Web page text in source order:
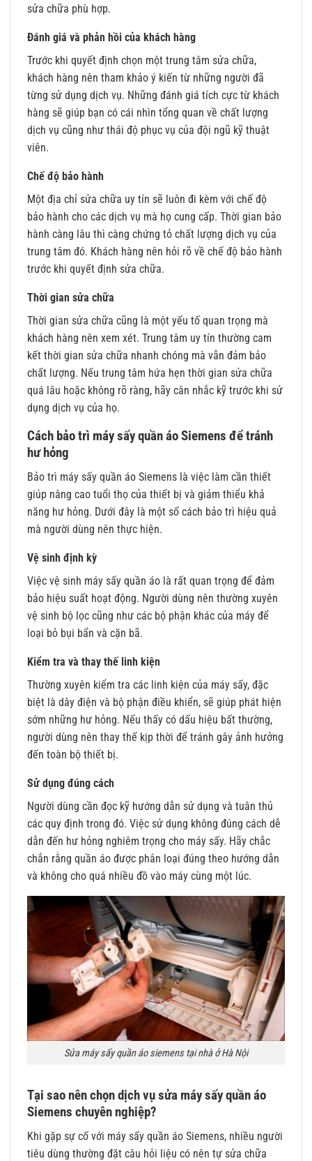
sửa chữa phù hợp.
Đánh giá và phản hồi của khách hàng
Trước khi quyết định chọn một trung tâm sửa chữa,
khách hàng nên tham khảo ý kiến từ những người đã
từng sử dụng dịch vụ. Những đánh giá tích cực từ khách
hàng sẽ giúp bạn có cái nhìn tổng quan về chất lượng
dịch vụ cũng như thái độ phục vụ của đội ngũ kỹ thuật
viên.
Chế độ bảo hành
Một địa chỉ sửa chữa uy tín sẽ luôn đi kèm với chế độ
bảo hành cho các dịch vụ mà họ cung cấp. Thời gian bảo
hành càng lâu thì càng chứng tỏ chất lượng dịch vụ của
trung tâm đó. Khách hàng nên hỏi rõ về chế độ bảo hành
trước khi quyết định sửa chữa.
Thời gian sửa chữa
Thời gian sửa chữa cũng là một yếu tố quan trọng mà
khách hàng nên xem xét. Trung tâm uy tín thường cam
kết thời gian sửa chữa nhanh chóng mà vẫn đảm bảo
chất lượng. Nếu trung tâm hứa hẹn thời gian sửa chữa
quá lâu hoặc không rõ ràng, hãy cân nhắc kỹ trước khi sử
dụng dịch vụ của họ.
Cách bảo trì máy sấy quần áo Siemens để tránh
hư hỏng
Bảo trì máy sấy quần áo Siemens là việc làm cần thiết
giúp nâng cao tuổi thọ của thiết bị và giảm thiểu khả
năng hư hỏng. Dưới đây là một số cách bảo trì hiệu quả
mà người dùng nên thực hiện.
Vệ sinh định kỳ
Việc vệ sinh máy sấy quần áo là rất quan trọng để đảm
bảo hiệu suất hoạt động. Người dùng nên thường xuyên
vệ sinh bộ lọc cũng như các bộ phận khác của máy để
loại bỏ bụi bẩn và cặn bã.
Kiểm tra và thay thế linh kiện
Thường xuyên kiểm tra các linh kiện của máy sấy, đặc
biệt là dây điện và bộ phận điều khiển, sẽ giúp phát hiện
sớm những hư hỏng. Nếu thấy có dấu hiệu bất thường,
người dùng nên thay thế kịp thời để tránh gây ảnh hưởng
đến toàn bộ thiết bị.
Sử dụng đúng cách
Người dùng cần đọc kỹ hướng dẫn sử dụng và tuân thủ
các quy định trong đó. Việc sử dụng không đúng cách dễ
dẫn đến hư hỏng nghiêm trọng cho máy sấy. Hãy chắc
chắn rằng quần áo được phân loại đúng theo hướng dẫn
và không cho quá nhiều đồ vào máy cùng một lúc.
Sửa máy sấy quần áo siemens tại nhà ở Hà Nội
Tại sao nên chọn dịch vụ sửa máy sấy quần áo
Siemens chuyên nghiệp?
Khi gặp sự cố với máy sấy quần áo Siemens, nhiều người
tiêu dùng thường đặt câu hỏi liệu có nên tự sửa chữa